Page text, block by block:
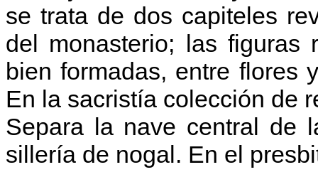
se trata de dos capiteles
del monasterio; las figuras
bien formadas, entre flores
En la sacristía colección de
Separa la nave central de
sillería de nogal. En el